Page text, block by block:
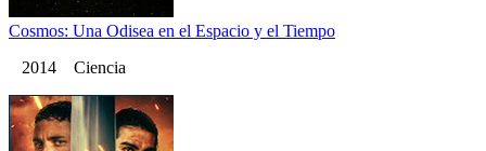
Cosmos: Una Odisea en el Espacio y el Tiempo
2014 Ciencia